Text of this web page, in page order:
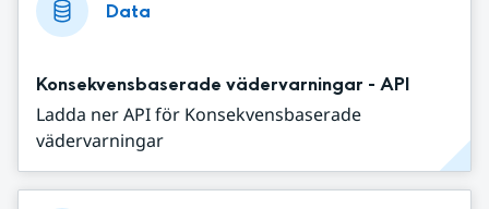
Data
Konsekvensbaserade vädervarningar - API
Ladda ner API för Konsekvensbaserade
vädervarningar